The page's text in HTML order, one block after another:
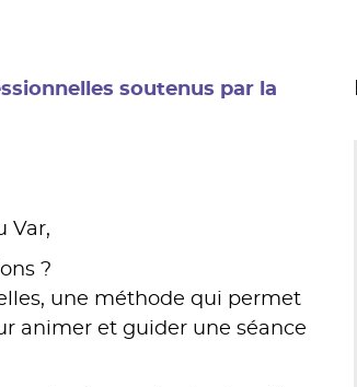
soutenus par la
Var,
?
une méthode qui permet
animer et guider une séance